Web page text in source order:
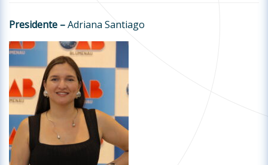
Presidente –Adriana Santiago